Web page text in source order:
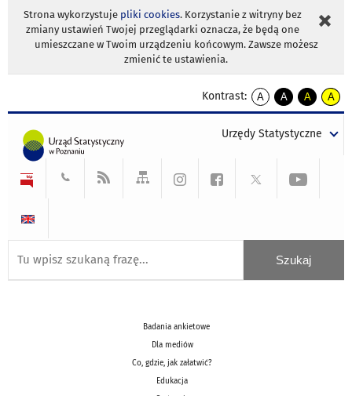
Strona wykorzystuje pliki cookies. Korzystanie z witryny bez
zmiany ustawień Twojej przeglądarki oznacza, że będą one
umieszczane w Twoim urządzeniu końcowym. Zawsze możesz
zmienić te ustawienia.
Kontrast:
A
kontrast
A
kontrast
tekst
czarnym
A
kontrast
tekst
czarnym
A
tekst
żółtym
Urzędy Statystyczne
Badania ankietowe
Dla mediów
Co, gdzie, jak załatwić?
Edukacja